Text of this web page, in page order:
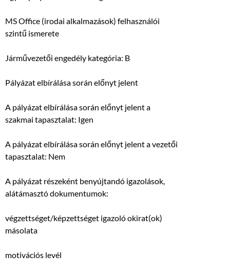
MS Office (irodai alkalmazások) felhasználói
szintű ismerete
Járművezetői engedély kategória: B
Pályázat elbírálása során előnyt jelent
A pályázat elbírálása során előnyt jelent a
szakmai tapasztalat: Igen
A pályázat elbírálása során előnyt jelent a vezetői
tapasztalat: Nem
A pályázat részeként benyújtandó igazolások,
alátámasztó dokumentumok:
végzettséget/képzettséget igazoló okirat(ok)
másolata
motivációs levél